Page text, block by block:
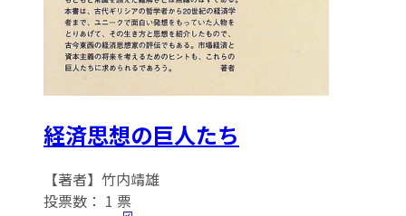
経済思想の巨人たち
【著者】竹内靖雄
投票数： 1 票